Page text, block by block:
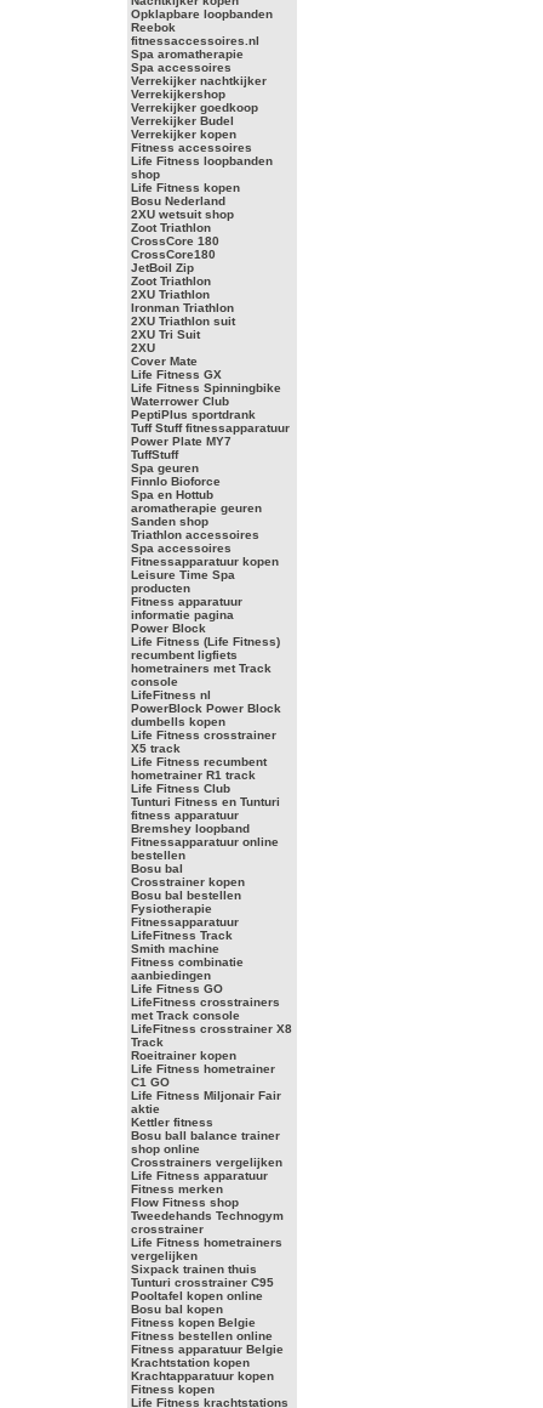
Opklapbare loopbanden
Reebok
fitnessaccessoires.nl
Spa aromatherapie
Spa accessoires
Verrekijker nachtkijker
Verrekijkershop
Verrekijker goedkoop
Verrekijker Budel
Verrekijker kopen
Fitness accessoires
Life Fitness loopbanden
shop
Life Fitness kopen
Bosu Nederland
2XU wetsuit shop
Zoot Triathlon
CrossCore 180
CrossCore180
JetBoil Zip
Zoot Triathlon
2XU Triathlon
Ironman Triathlon
2XU Triathlon suit
2XU Tri Suit
2XU
Cover Mate
Life Fitness GX
Life Fitness Spinningbike
Waterrower Club
PeptiPlus sportdrank
Tuff Stuff fitnessapparatuur
Power Plate MY7
TuffStuff
Spa geuren
Finnlo Bioforce
Spa en Hottub
aromatherapie geuren
Sanden shop
Triathlon accessoires
Spa accessoires
Fitnessapparatuur kopen
Leisure Time Spa
producten
Fitness apparatuur
informatie pagina
Power Block
Life Fitness (Life Fitness)
recumbent ligfiets
hometrainers met Track
console
LifeFitness nl
PowerBlock Power Block
dumbells kopen
Life Fitness crosstrainer
X5 track
Life Fitness recumbent
hometrainer R1 track
Life Fitness Club
Tunturi Fitness en Tunturi
fitness apparatuur
Bremshey loopband
Fitnessapparatuur online
bestellen
Bosu bal
Crosstrainer kopen
Bosu bal bestellen
Fysiotherapie
Fitnessapparatuur
LifeFitness Track
Smith machine
Fitness combinatie
aanbiedingen
Life Fitness GO
LifeFitness crosstrainers
met Track console
LifeFitness crosstrainer X8
Track
Roeitrainer kopen
Life Fitness hometrainer
C1 GO
Life Fitness Miljonair Fair
aktie
Kettler fitness
Bosu ball balance trainer
shop online
Crosstrainers vergelijken
Life Fitness apparatuur
Fitness merken
Flow Fitness shop
Tweedehands Technogym
crosstrainer
Life Fitness hometrainers
vergelijken
Sixpack trainen thuis
Tunturi crosstrainer C95
Pooltafel kopen online
Bosu bal kopen
Fitness kopen Belgie
Fitness bestellen online
Fitness apparatuur Belgie
Krachtstation kopen
Krachtapparatuur kopen
Fitness kopen
Life Fitness krachtstations